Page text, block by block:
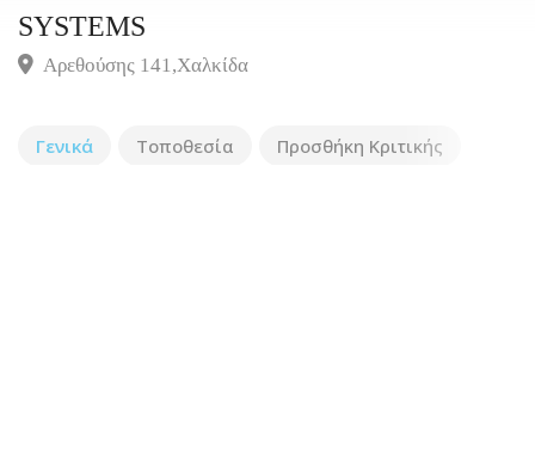
SYSTEMS
Αρεθούσης 141,Χαλκίδα
Γενικά Τοποθεσία Προσθήκη Κριτικής